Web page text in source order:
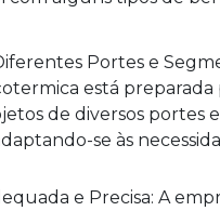
está preparada
de diversos portes e
se às